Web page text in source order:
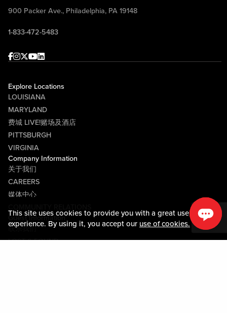
This site uses cookies to provide you with a great user
experience. By using it, you accept our use of cookies.
900 Packer Ave., Philadelphia, PA 19148
1-833-472-5483
Facebook
Instagram
Twitter
Youtube
linkedin
Explore Locations
LOUISIANA
MARYLAND
费城 LIVE!赌场及酒店
PITTSBURGH
VIRGINIA
Company Information
关于我们
CAREERS
媒体中心
Guest Information
联系我们
LOST & FOUND